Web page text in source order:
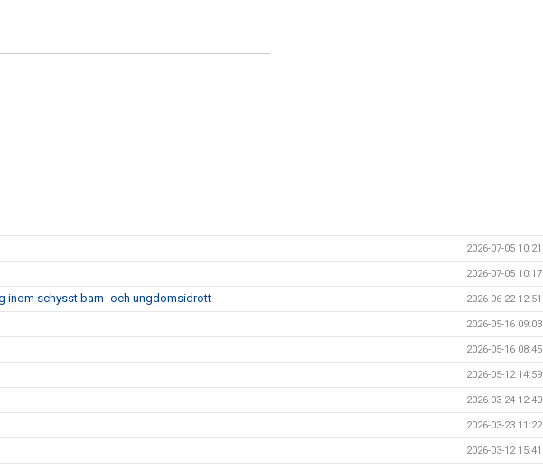
2026-07-05 10:21
2026-07-05 10:17
inom schysst barn- och ungdomsidrott 2026-06-22 12:51
2026-05-16 09:03
2026-05-16 08:45
2026-05-12 14:59
2026-03-24 12:40
2026-03-23 11:22
2026-03-12 15:41